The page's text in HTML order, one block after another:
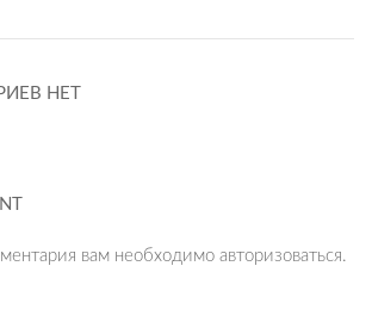
НЕТ
вам необходимо авторизоваться.